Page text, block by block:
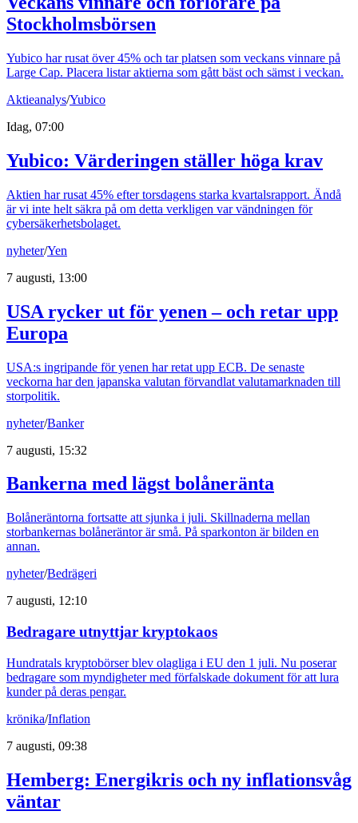
Stockholmsbörsen
Yubico har rusat över 45% och tar platsen som veckans vinnare på
Large Cap. Placera listar aktierna som gått bäst och sämst i veckan.
Aktieanalys/Yubico
Idag, 07:00
Yubico: Värderingen ställer höga krav
Aktien har rusat 45% efter torsdagens starka kvartalsrapport. Ändå
är vi inte helt säkra på om detta verkligen var vändningen för
cybersäkerhetsbolaget.
nyheter/Yen
7 augusti, 13:00
USA rycker ut för yenen – och retar upp
Europa
USA:s ingripande för yenen har retat upp ECB. De senaste
veckorna har den japanska valutan förvandlat valutamarknaden till
storpolitik.
nyheter/Banker
7 augusti, 15:32
Bankerna med lägst bolåneränta
Bolåneräntorna fortsatte att sjunka i juli. Skillnaderna mellan
storbankernas bolåneräntor är små. På sparkonton är bilden en
annan.
nyheter/Bedrägeri
7 augusti, 12:10
Bedragare utnyttjar kryptokaos
Hundratals kryptobörser blev olagliga i EU den 1 juli. Nu poserar
bedragare som myndigheter med förfalskade dokument för att lura
kunder på deras pengar.
krönika/Inflation
7 augusti, 09:38
Hemberg: Energikris och ny inflationsvåg
väntar